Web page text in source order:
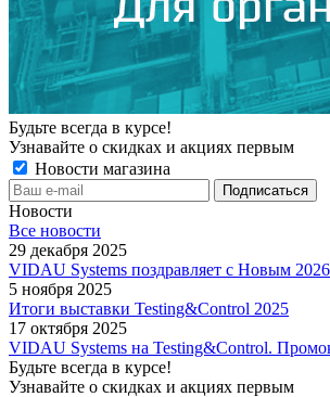
Будьте всегда в курсе!
Узнавайте о скидках и акциях первым
Новости магазина
Новости
Все новости
29 декабря 2025
VIDAU Systems поздравляет с Новым
5 ноября 2025
Итоги выставки Testing&Control 2025
17 октября 2025
VIDAU Systems на Testing&Control.
Будьте всегда в курсе!
Узнавайте о скидках и акциях первым